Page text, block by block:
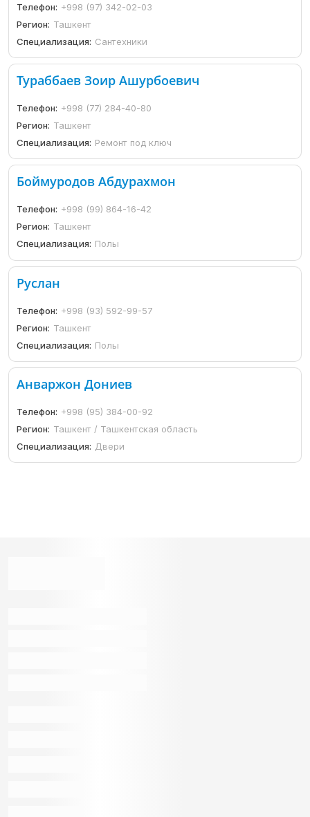
Телефон: +998 (97) 342-02-03
Регион: Ташкент
Специализация: Сантехники
Тураббаев Зоир Ашурбоевич
Телефон: +998 (77) 284-40-80
Регион: Ташкент
Специализация: Ремонт под ключ
Боймуродов Абдурахмон
Телефон: +998 (99) 864-16-42
Регион: Ташкент
Специализация: Полы
Руслан
Телефон: +998 (93) 592-99-57
Регион: Ташкент
Специализация: Полы
Анваржон Дониев
Телефон: +998 (95) 384-00-92
Регион: Ташкент / Ташкентская область
Специализация: Двери